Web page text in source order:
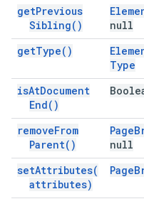
getPrevious
Sibling( )
null
getType( )
Type
isAtDocument
End( )
removeFrom
Parent( )
Page
null
setAttributes(
attributes)
Page